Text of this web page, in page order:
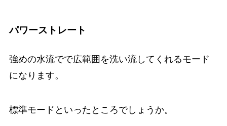
パワーストレート
強めの水流でで広範囲を洗い流してくれるモード
になります。
標準モードといったところでしょうか。